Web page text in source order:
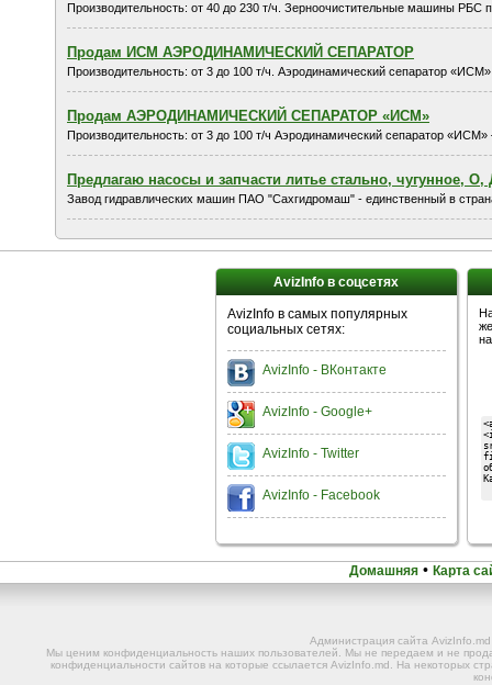
Производительность: от 40 до 230 т/ч. Зерноочистительные машины РБС
Продам ИСМ АЭРОДИНАМИЧЕСКИЙ СЕПАРАТОР
Производительность: от 3 до 100 т/ч. Аэродинамический сепаратор
Продам АЭРОДИНАМИЧЕСКИЙ СЕПАРАТОР «ИСМ»
Производительность: от 3 до 100 т/ч Аэродинамический сепаратор
Предлагаю насосы и запчасти литье стально, чугунное,
Завод гидравлических машин ПАО "Сахгидромаш" - единственный в
AvizInfo в соцсетях
AvizInfo в самых популярных
социальных сетях:
AvizInfo - ВКонтакте
AvizInfo - Google+
AvizInfo - Twitter
AvizInfo - Facebook
Домашняя • Карта
Администрация сайта
Мы ценим конфиденциальность наших пользователей. Мы не передаем и не
конфиденциальности сайтов на которые ссылается AvizInfo.md. На некоторых